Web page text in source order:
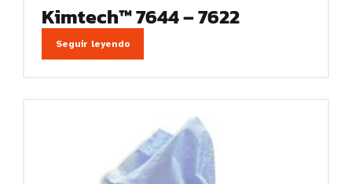
Kimtech™ 7644 – 7622
Seguir leyendo